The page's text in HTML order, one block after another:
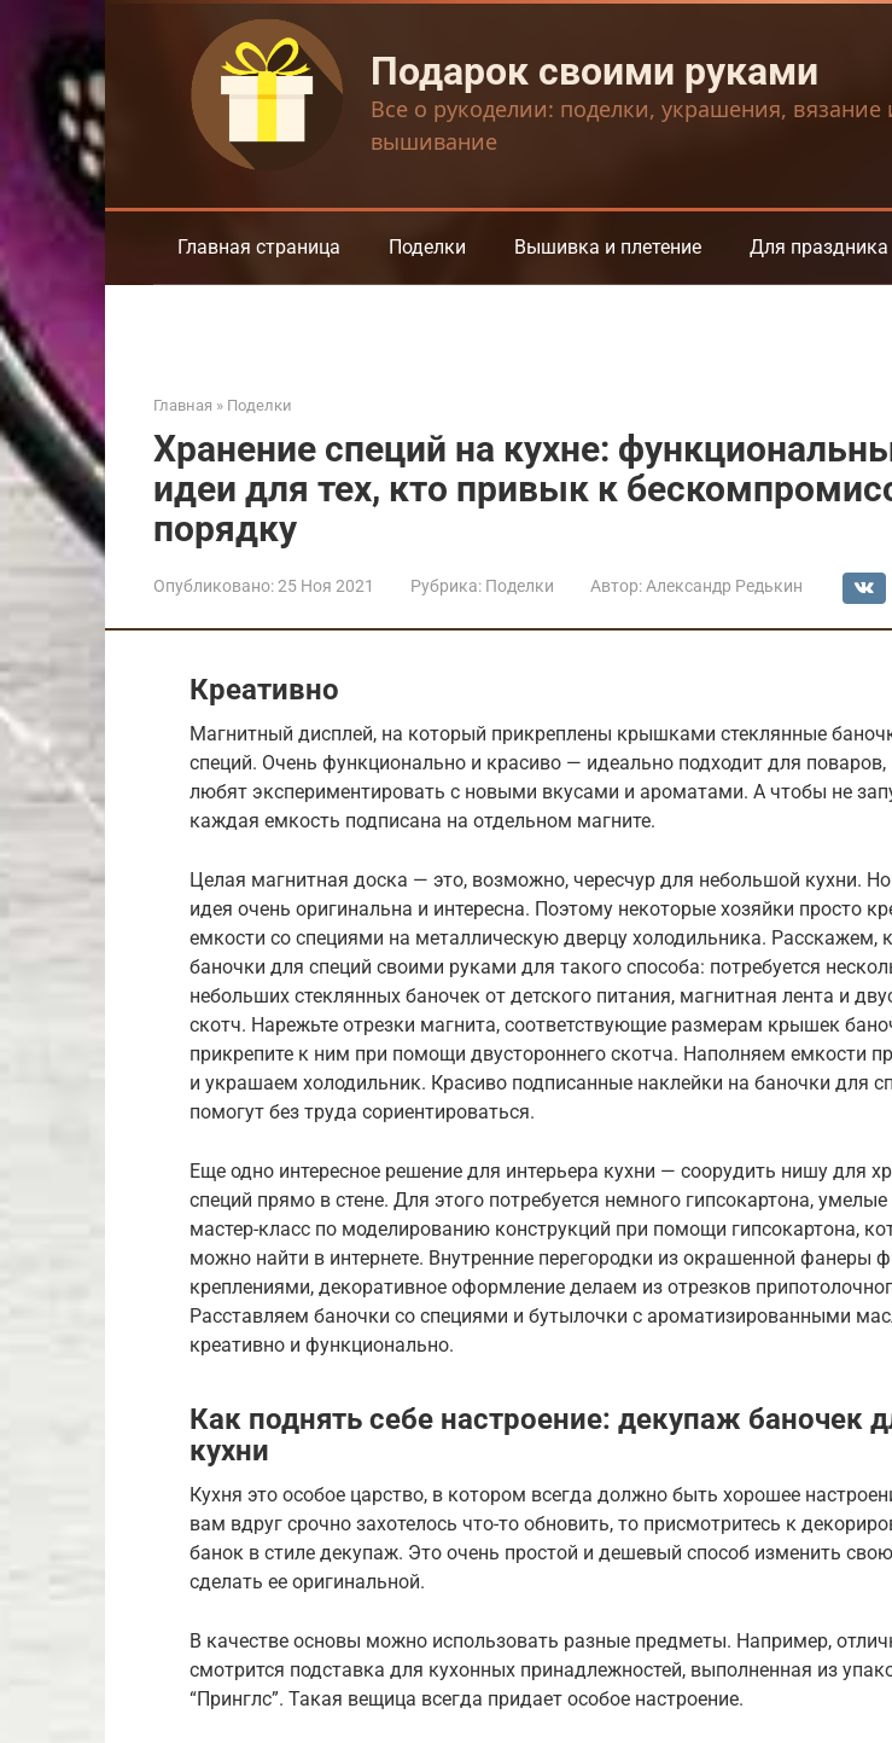
контенту
Подарок своими руками
Все о рукоделии: поделки, украшения, вязание
вышивание
Главная страница Поделки Вышивка и плетение Для праздника
Главная » Поделки
Хранение специй на кухне:
идеи для тех, кто привык к
порядку
Опубликовано:25 Ноя 2021 Рубрика: Поделки Автор: Александр Редькин
Креативно
Магнитный дисплей, на который прикреплены крышками стеклянные
специй. Очень функционально и красиво — идеально подходит для
любят экспериментировать с новыми вкусами и ароматами. А чтобы не
каждая емкость подписана на отдельном магните.
Целая магнитная доска — это, возможно, чересчур для небольшой кухни.
идея очень оригинальна и интересна. Поэтому некоторые хозяйки просто
емкости со специями на металлическую дверцу холодильника. Расскажем,
баночки для специй своими руками для такого способа: потребуется
небольших стеклянных баночек от детского питания, магнитная лента и
скотч. Нарежьте отрезки магнита, соответствующие размерам крышек
прикрепите к ним при помощи двустороннего скотча. Наполняем емкости
и украшаем холодильник. Красиво подписанные наклейки на баночки для
помогут без труда сориентироваться.
Еще одно интересное решение для интерьера кухни — соорудить нишу для
специй прямо в стене. Для этого потребуется немного гипсокартона, умелые
мастер-класс по моделированию конструкций при помощи гипсокартона,
можно найти в интернете. Внутренние перегородки из окрашенной фанеры
креплениями, декоративное оформление делаем из отрезков
Расставляем баночки со специями и бутылочки с ароматизированными
креативно и функционально.
Как поднять себе настроение: декупаж баночек
кухни
Кухня это особое царство, в котором всегда должно быть хорошее
вам вдруг срочно захотелось что-то обновить, то присмотритесь к
банок в стиле декупаж. Это очень простой и дешевый способ изменить
сделать ее оригинальной.
В качестве основы можно использовать разные предметы. Например,
смотрится подставка для кухонных принадлежностей, выполненная из
“Принглс”. Такая вещица всегда придает особое настроение.